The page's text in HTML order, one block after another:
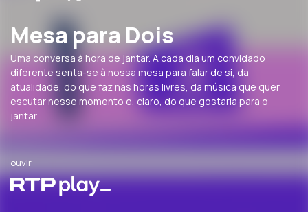
Mesa para Dois
Uma conversa à hora de jantar. A cada dia um convidado
diferente senta-se à nossa mesa para falar de si, da
atualidade, do que faz nas horas livres, da música que quer
escutar nesse momento e, claro, do que gostaria para o
jantar.
ouvir